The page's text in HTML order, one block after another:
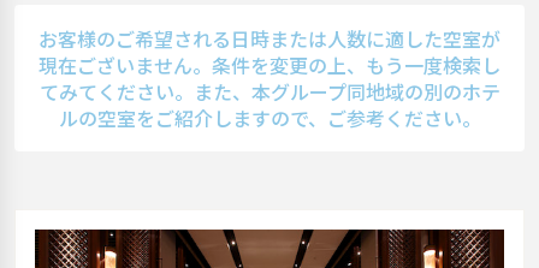
お客様のご希望される日時または人数に適した空室が
現在ございません。条件を変更の上、もう一度検索し
てみてください。また、本グループ同地域の別のホテ
ルの空室をご紹介しますので、ご参考ください。